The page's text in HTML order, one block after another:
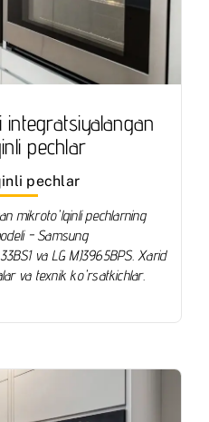
integratsiyalangan
pechlar
pechlar
mikroto'lqinli pechlarning
- Samsung
va LG MJ3965BPS. Xarid
va texnik ko'rsatkichlar.